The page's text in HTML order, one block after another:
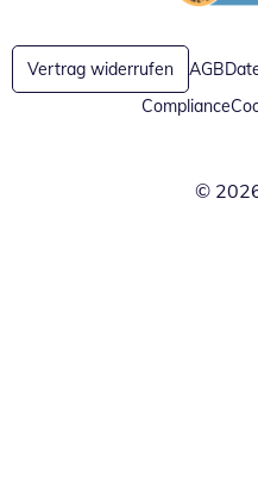
Öffnet in
Vertrag widerrufen AGB
Compliance
©